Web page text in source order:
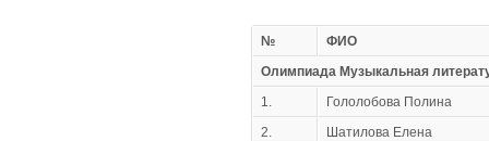
№
ФИО
Олимпиада Музыкальная
1.
Гололобова Полина
2.
Шатилова Елена